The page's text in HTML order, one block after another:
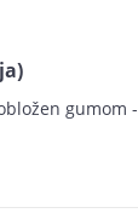
gumom -